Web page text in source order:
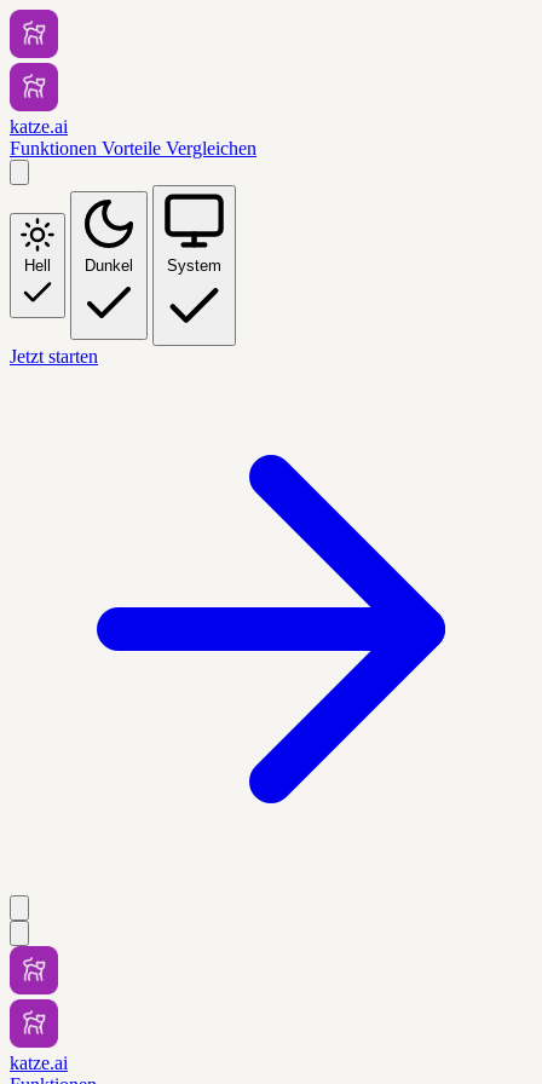
katze.ai
Funktionen Vorteile Vergleichen
Hell Dunkel System
Jetzt starten
katze.ai